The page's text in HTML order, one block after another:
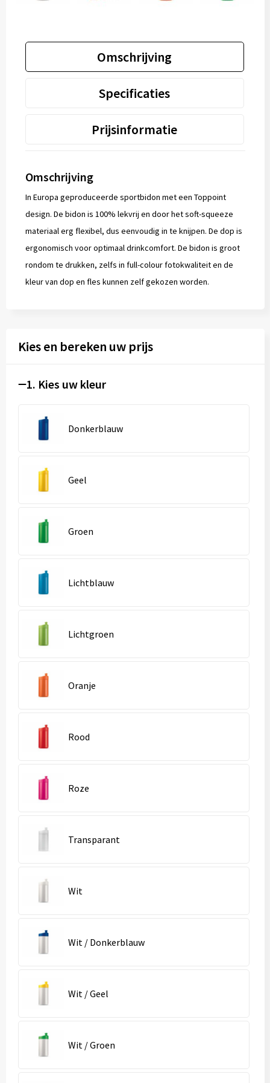
Omschrijving
Specificaties
Prijsinformatie
Omschrijving
In Europa geproduceerde sportbidon met een Toppoint
design. De bidon is 100% lekvrij en door het soft-squeeze
materiaal erg flexibel, dus eenvoudig in te knijpen. De dop is
ergonomisch voor optimaal drinkcomfort. De bidon is groot
rondom te drukken, zelfs in full-colour fotokwaliteit en de
kleur van dop en fles kunnen zelf gekozen worden.
Kies en bereken uw prijs
1. Kies uw kleur
Donkerblauw
Geel
Groen
Lichtblauw
Lichtgroen
Oranje
Rood
Roze
Transparant
Wit
Wit / Donkerblauw
Wit / Geel
Wit / Groen